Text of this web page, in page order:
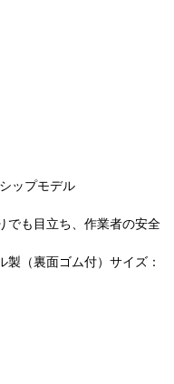
ップモデル
でも目立ち、作業者の安全
（裏面ゴム付）サイズ：